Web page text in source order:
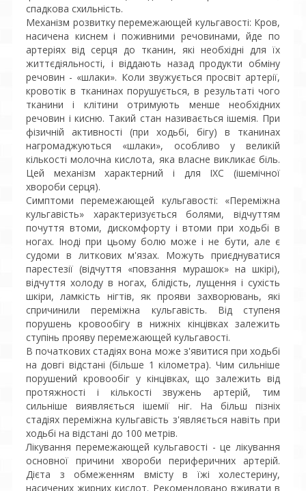
спадкова схильність.
Механізм розвитку перемежающей кульгавості: Кров,
насичена киснем і поживними речовинами, йде по
артеріях від серця до тканин, які необхідні для їх
життєдіяльності, і віддають назад продукти обміну
речовин - «шлаки». Коли звужується просвіт артерії,
кровотік в тканинах порушується, в результаті чого
тканини і клітини отримують менше необхідних
речовин і кисню. Такий стан називається ішемія. При
фізичній активності (при ходьбі, бігу) в тканинах
нагромаджуються «шлаки», особливо у великій
кількості молочна кислота, яка власне викликає біль.
Цей механізм характерний і для ІХС (ішемічної
хвороби серця).
Симптоми перемежающей кульгавості: «Переміжна
кульгавість» характеризується болями, відчуттям
почуття втоми, дискомфорту і втоми при ходьбі в
ногах. Іноді при цьому болю може і не бути, але є
судоми в литкових м'язах. Можуть приєднуватися
парестезії (відчуття «повзання мурашок» на шкірі),
відчуття холоду в ногах, блідість, лущення і сухість
шкіри, ламкість нігтів, як прояви захворювань, які
спричинили переміжна кульгавість. Від ступеня
порушень кровообігу в нижніх кінцівках залежить
ступінь прояву перемежающей кульгавості.
В початкових стадіях вона може з'явитися при ходьбі
на довгі відстані (більше 1 кілометра). Чим сильніше
порушений кровообіг у кінцівках, що залежить від
протяжності і кількості звужень артерій, тим
сильніше виявляється ішемії ніг. На більш пізніх
стадіях переміжна кульгавість з'являється навіть при
ходьбі на відстані до 100 метрів.
Лікування перемежающей кульгавості - це лікування
основної причини хвороби периферичних артерій.
Дієта з обмеженням вмісту в їжі холестерину,
насичених жирних кислот. Рекомендовано вживати в